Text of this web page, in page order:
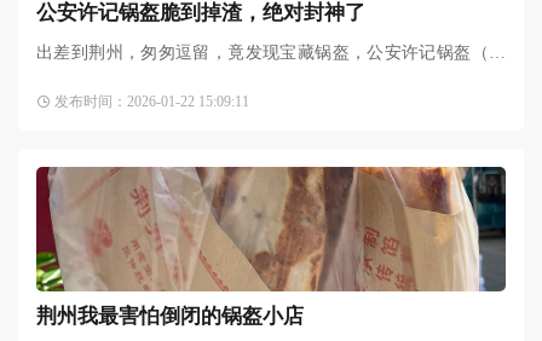
公安许记锅盔脆到掉渣，绝对封神了
出差到荆州，匆匆逗留，竟发现宝藏锅盔，公安许记锅盔（公
（特别是锅盔），简直刷
发布时间：2026-01-22 15:09:11
荆州我最害怕倒闭的锅盔小店